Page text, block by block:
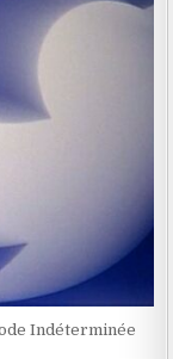
Indéterminée